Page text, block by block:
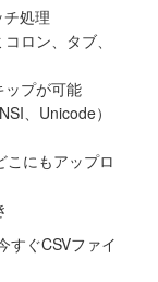
処理
ロン、タブ、
ップが可能
、Unicode）
にもアップロ
すぐCSVファイ